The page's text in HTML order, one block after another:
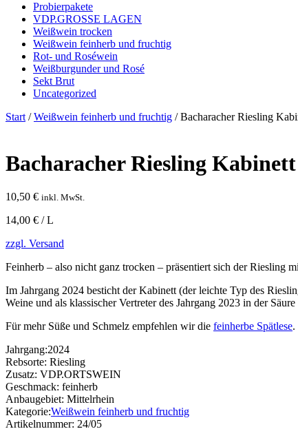
Probierpakete
VDP.GROSSE LAGEN
Weißwein trocken
Weißwein feinherb und fruchtig
Rot- und Roséwein
Weißburgunder und Rosé
Sekt Brut
Uncategorized
Start/Weißwein feinherb und fruchtig / Bacharacher Riesling
Bacharacher Riesling
10,50 € inkl. MwSt.
14,00 € / L
zzgl. Versand
Feinherb – also nicht ganz trocken – präsentiert sich der Riesling
Im Jahrgang 2024 besticht der Kabinett (der leichte Typ des
Weine und als klassischer Vertreter des Jahrgang 2023 in der
Für mehr Süße und Schmelz empfehlen wir die feinherbe Spätlese.
Jahrgang:2024
Rebsorte: Riesling
Zusatz: VDP.ORTSWEIN
Geschmack: feinherb
Anbaugebiet: Mittelrhein
Kategorie:Weißwein feinherb und fruchtig
Artikelnummer: 24/05